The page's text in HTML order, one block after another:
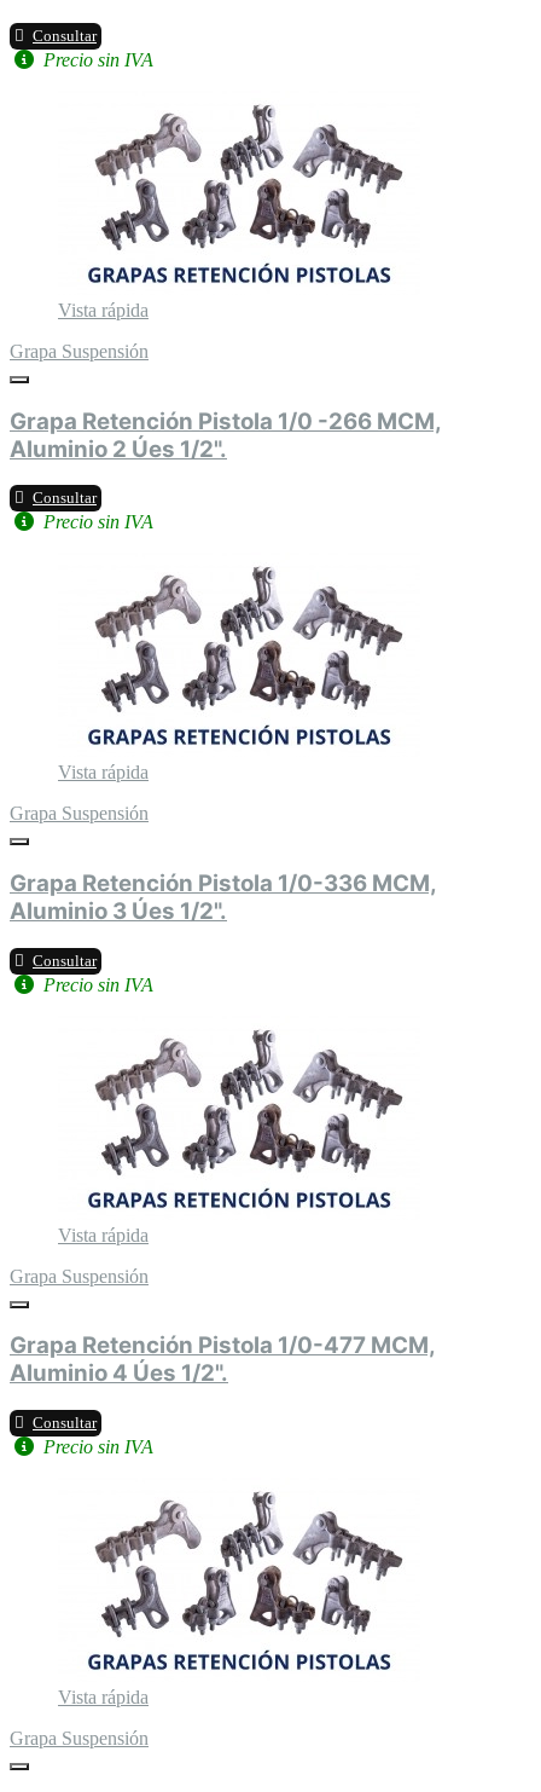
Consultar
Precio sin IVA
Vista rápida
Grapa Suspensión
Grapa Retención Pistola 1/0 -266 MCM,
Aluminio 2 Úes 1/2".
Consultar
Precio sin IVA
Vista rápida
Grapa Suspensión
Grapa Retención Pistola 1/0-336 MCM,
Aluminio 3 Úes 1/2".
Consultar
Precio sin IVA
Vista rápida
Grapa Suspensión
Grapa Retención Pistola 1/0-477 MCM,
Aluminio 4 Úes 1/2".
Consultar
Precio sin IVA
Vista rápida
Grapa Suspensión